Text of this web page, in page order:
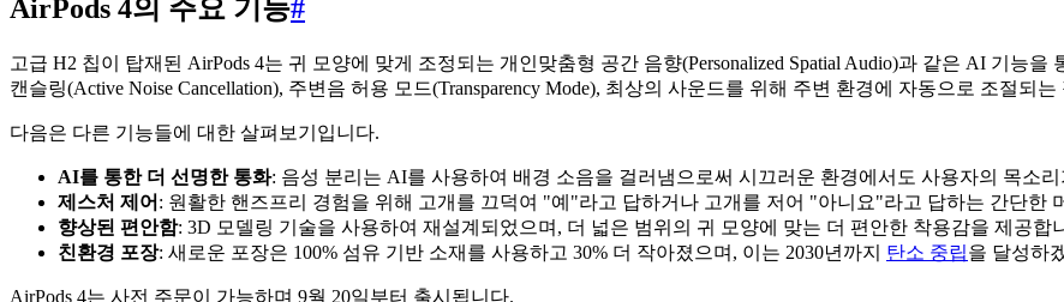
AirPods 4의 주요 기능#
고급 H2 칩이 탑재된 AirPods 4는 귀 모양에 맞게 조정되는 개인맞춤형 공간 음향(Personalized Spatial Audio)과 같은 AI 기능을
캔슬링(Active Noise Cancellation), 주변음 허용 모드(Transparency Mode), 최상의 사운드를 위해 주변 환경에 자동으로 조절되
다음은 다른 기능들에 대한 살펴보기입니다.
AI를 통한 더 선명한 통화: 음성 분리는 AI를 사용하여 배경 소음을 걸러냄으로써 시끄러운 환경에서도 사용자의 목소
제스처 제어 : 원활한 핸즈프리 경험을 위해 고개를 끄덕여 "예"라고 답하거나 고개를 저어 "아니요"라고 답하는 간단한
향상된 편안함: 3D 모델링 기술을 사용하여 재설계되었으며, 더 넓은 범위의 귀 모양에 맞는 더 편안한 착용감을 제공합
친환경 포장: 새로운 포장은 100% 섬유 기반 소재를 사용하고 30% 더 작아졌으며, 이는 2030년까지 탄소 중립을 달성하
AirPods 4는 사전 주문이 가능하며 9월 20일부터 출시됩니다.